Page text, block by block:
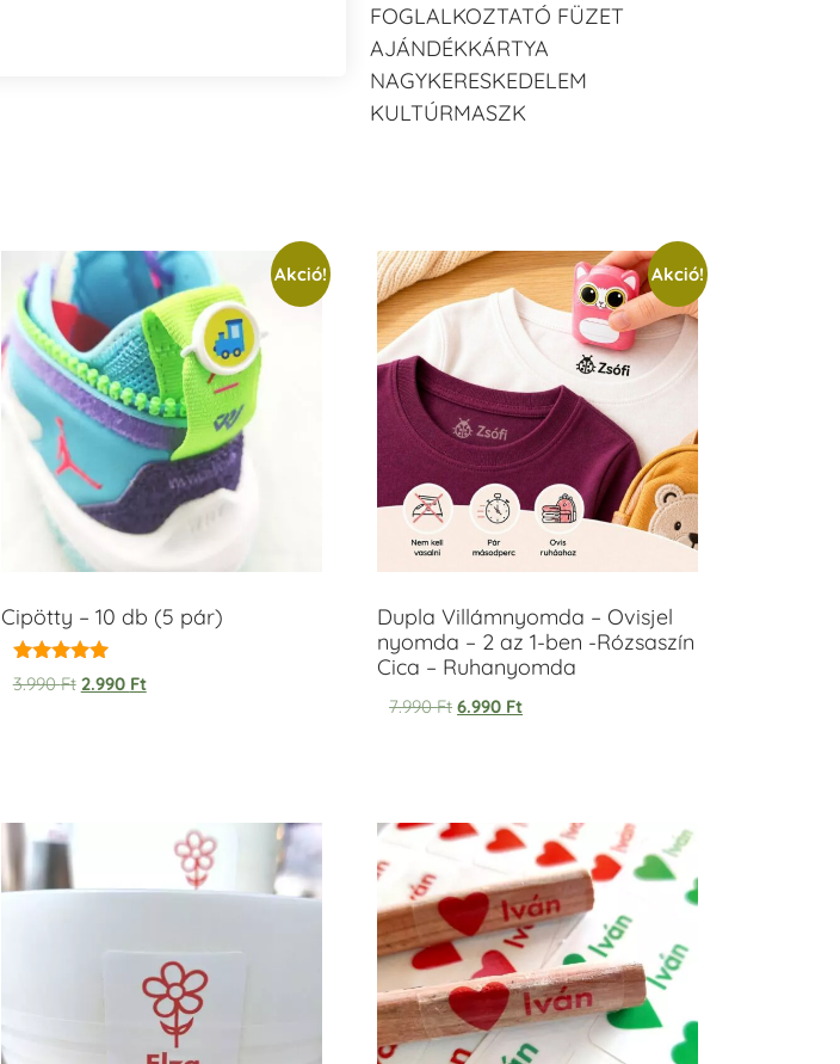
FOGLALKOZTATÓ FÜZET
AJÁNDÉKKÁRTYA
NAGYKERESKEDELEM
KULTÚRMASZK
Akció!
Cipötty – 10 db (5 pár)
Értékelés:
5.00
3.990Ft 2.990 Ft
Akció!
Dupla Villámnyomda – Ovisjel
nyomda – 2 az 1-ben -Rózsaszín
Cica – Ruhanyomda
7.990Ft 6.990 Ft